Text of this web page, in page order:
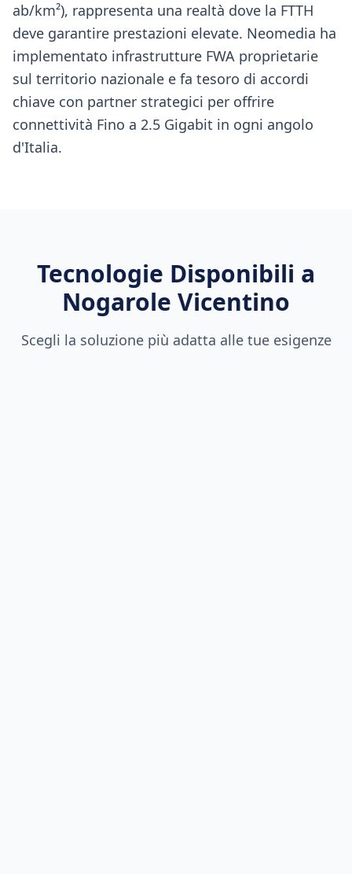
ab/km²), rappresenta una realtà dove la FTTH
deve garantire prestazioni elevate. Neomedia ha
implementato infrastrutture FWA proprietarie
sul territorio nazionale e fa tesoro di accordi
chiave con partner strategici per offrire
connettività Fino a 2.5 Gigabit in ogni angolo
d'Italia.
Tecnologie Disponibili a
Nogarole Vicentino
Scegli la soluzione più adatta alle tue esigenze